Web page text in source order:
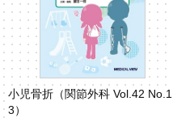
小児骨折（関節外科 Vol.42 No.1
3）